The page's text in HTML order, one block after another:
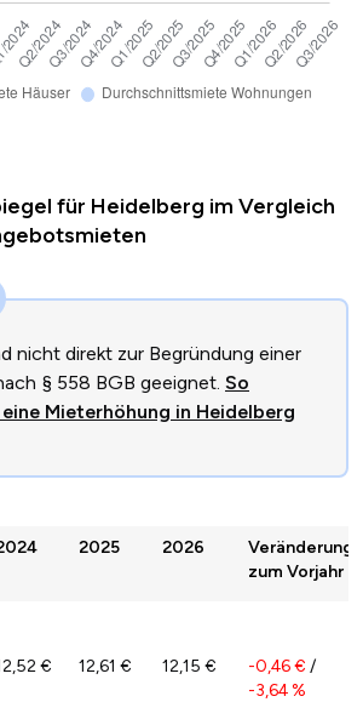
für Heidelberg im Vergleich
nicht direkt zur Begründung einer
§ 558 BGB geeignet. So
Mieterhöhung in Heidelberg
2025 2026
Veränderung
zum Vorjahr
€ 12,61 € 12,15 € -0,46 € /
-3,64 %